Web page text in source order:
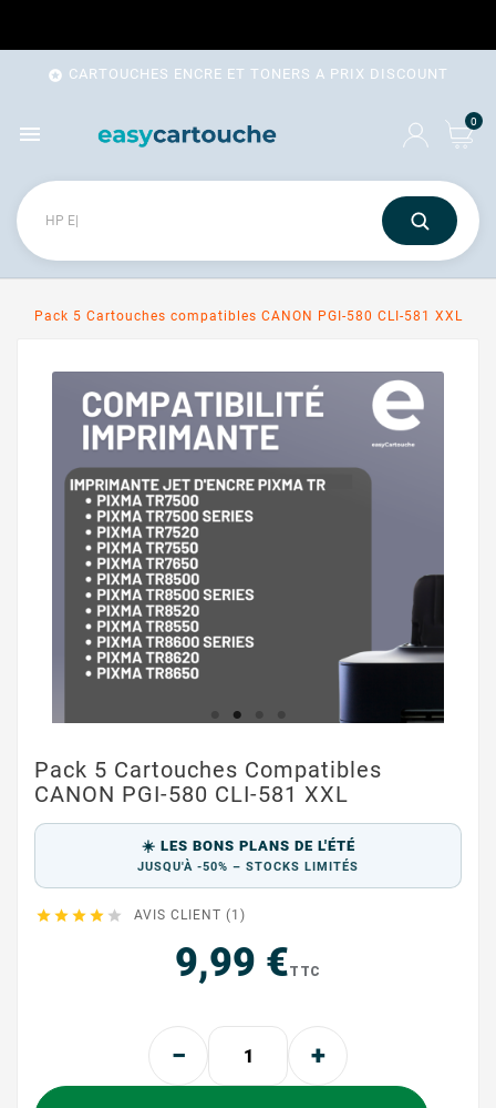
 CARTOUCHES ENCRE ET TONERS A PRIX DISCOUNT
 0
Pack 5 Cartouches compatibles CANON PGI-580 CLI-581 XXL
Pack 5 Cartouches Compatibles
CANON PGI-580 CLI-581 XXL
☀️ LES BONS PLANS DE L'ÉTÉ
JUSQU'À -50% – STOCKS LIMITÉS
     AVIS CLIENT (1)
9,99 €TTC